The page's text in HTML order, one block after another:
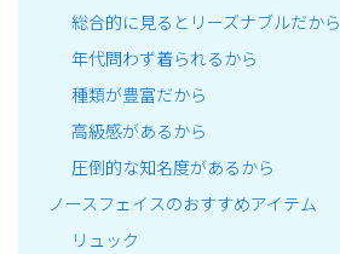
総合的に見るとリーズナブルだから
年代問わず着られるから
種類が豊富だから
高級感があるから
圧倒的な知名度があるから
ノースフェイスのおすすめアイテム
リュック